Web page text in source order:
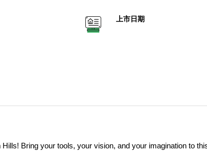
上市日期
Bring your tools, your vision, and your imagination to